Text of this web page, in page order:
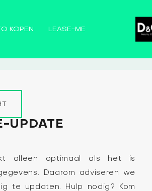
KOPEN LEASE-ME
UPDATE
alleen optimaal als het is
Daarom adviseren we
te updaten. Hulp nodig? Kom